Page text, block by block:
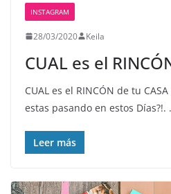
INSTAGRAM
28/03/2020 Keila
CUAL es el
CUAL es el RINCÓN de tu
estas pasando en estos Días?!.
Leer más